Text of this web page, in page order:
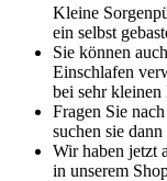
Kleine
ein selbst
Sie können
Einschlafen
bei sehr
Fragen Sie
suchen sie
Wir haben jetzt
in unserem